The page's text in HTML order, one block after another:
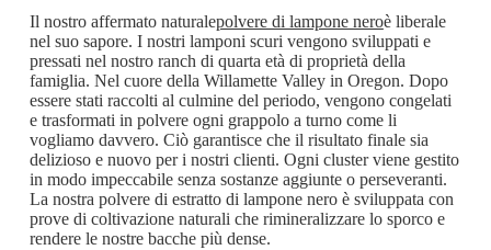
Il nostro affermato naturalepolvere di lampone neroè liberale
nel suo sapore. I nostri lamponi scuri vengono sviluppati e
pressati nel nostro ranch di quarta età di proprietà della
famiglia. Nel cuore della Willamette Valley in Oregon. Dopo
essere stati raccolti al culmine del periodo, vengono congelati
e trasformati in polvere ogni grappolo a turno come li
vogliamo davvero. Ciò garantisce che il risultato finale sia
delizioso e nuovo per i nostri clienti. Ogni cluster viene gestito
in modo impeccabile senza sostanze aggiunte o perseveranti.
La nostra polvere di estratto di lampone nero è sviluppata con
prove di coltivazione naturali che rimineralizzare lo sporco e
rendere le nostre bacche più dense.